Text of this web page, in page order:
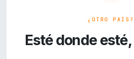
¿OTRO PAÍS?
Esté donde